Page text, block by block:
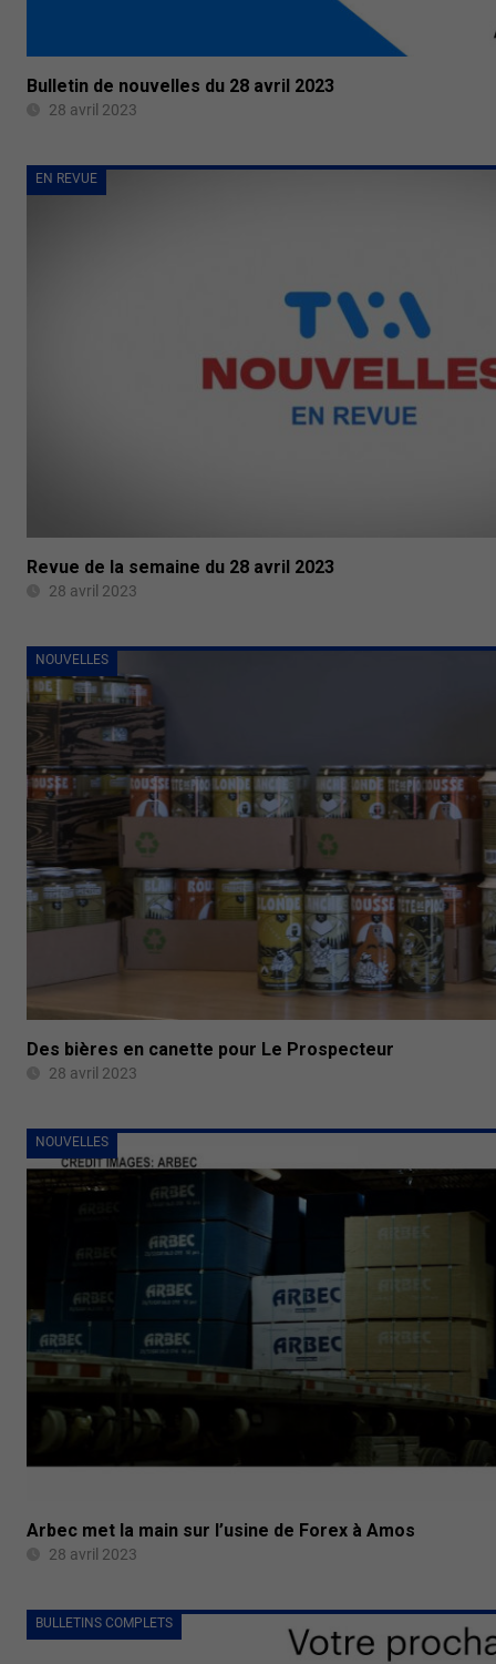
Bulletin de nouvelles du 28 avril 2023
28 avril 2023
EN REVUE
Revue de la semaine du 28 avril 2023
28 avril 2023
NOUVELLES
Des bières en canette pour Le Prospecteur
28 avril 2023
NOUVELLES
Arbec met la main sur l’usine de Forex à Amos
28 avril 2023
BULLETINS COMPLETS